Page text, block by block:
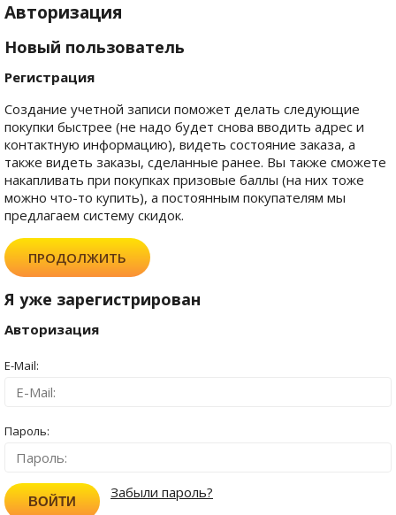
Авторизация
Новый пользователь
Регистрация
Создание учетной записи поможет делать следующие
покупки быстрее (не надо будет снова вводить адрес и
контактную информацию), видеть состояние заказа, а
также видеть заказы, сделанные ранее. Вы также сможете
накапливать при покупках призовые баллы (на них тоже
можно что-то купить), а постоянным покупателям мы
предлагаем систему скидок.
ПРОДОЛЖИТЬ
Я уже зарегистрирован
Авторизация
E-Mail:
Пароль:
Забыли пароль?